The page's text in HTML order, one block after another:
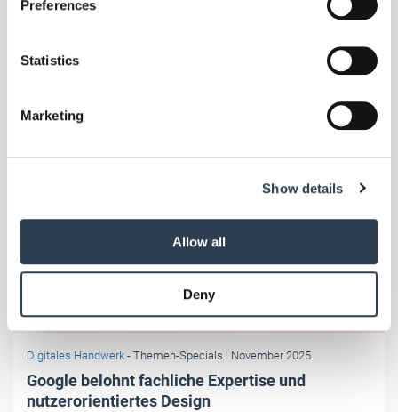
Collect information about your geographical location
Identify your device by actively scanning it for
Find out more about how your personal data is processed
and set your preferences in the
provide social media features and to analyse our traffic.
provided to them or that they’ve collected from your use
Weitere Informationen:Impressum Datenschutz
Preferences
Statistics
Marketing
Show details
Allow all
Deny
Foto: © Lician Milasan/123RF.com
Digitales Handwerk - Themen-Specials | November 2025
Google belohnt fachliche Expertise und
nutzerorientiertes Design